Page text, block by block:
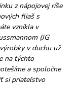
z nápojovej ríše
fliaš s
vznikla v
(JG
v duchu už
na týchto
a spoločne
si priateľstvo